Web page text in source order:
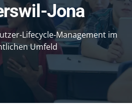
Jona
im
Umfeld